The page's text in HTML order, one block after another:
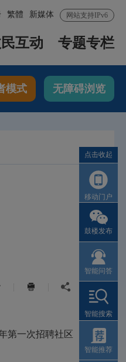
网站支持IPv6
新媒体
繁體
互动 专题专栏
模式 无障碍浏览
 
第一次招聘社区
点击收起
移动门户
鼓楼发布
智能问答
智能搜索
智能推荐